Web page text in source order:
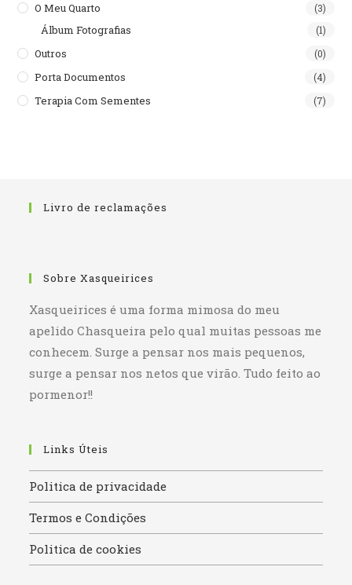
O Meu Quarto (3)
Álbum Fotografias (1)
Outros (0)
Porta Documentos (4)
Terapia Com Sementes (7)
Livro de reclamações
Sobre Xasqueirices
Xasqueirices é uma forma mimosa do meu
apelido Chasqueira pelo qual muitas pessoas me
conhecem. Surge a pensar nos mais pequenos,
surge a pensar nos netos que virão. Tudo feito ao
pormenor!!
Links Úteis
Politica de privacidade
Termos e Condições
Politica de cookies